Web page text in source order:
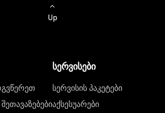
Up
სერვისები
სერვისის პაკეტები
აქსესუარები